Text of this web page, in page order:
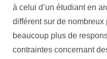
à celui d’un étudiant en
différent sur de nombreux
beaucoup plus de
contraintes concernant